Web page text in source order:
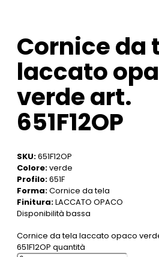
Cornice da
laccato
verde art.
651F12OP
SKU:651F12OP
Colore:verde
Profilo:651F
Forma:Cornice da tela
Finitura:LACCATO OPACO
Disponibilità bassa
Cornice da tela laccato opaco
651F12OP quantità